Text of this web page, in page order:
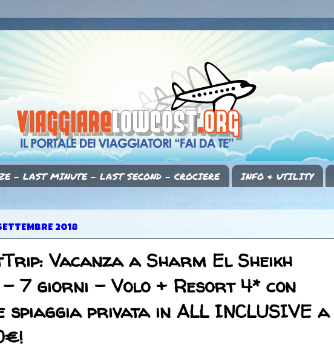
- LAST MINUTE - LAST SECOND - CROCIERE INFO & UTILITY
2018
Vacanza a Sharm El Sheikh
7 giorni - Volo + Resort 4* con
spiaggia privata in ALL INCLUSIVE a